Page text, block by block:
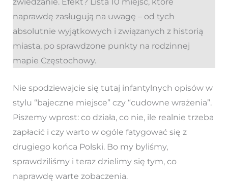
naprawdę zasługują na uwagę – od tych
absolutnie wyjątkowych i związanych z historią
miasta, po sprawdzone punkty na rodzinnej
mapie Częstochowy.
Nie spodziewajcie się tutaj infantylnych opisów w
stylu “bajeczne miejsce” czy “cudowne wrażenia”.
Piszemy wprost: co działa, co nie, ile realnie trzeba
zapłacić i czy warto w ogóle fatygować się z
drugiego końca Polski. Bo my byliśmy,
sprawdziliśmy i teraz dzielimy się tym, co
naprawdę warte zobaczenia.